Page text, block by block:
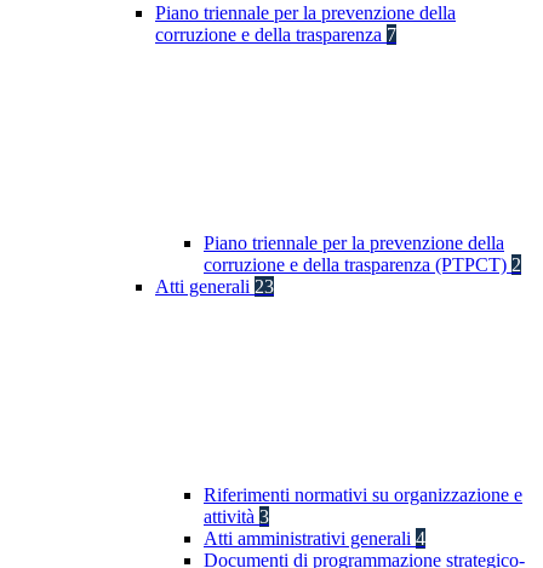
Piano triennale per la prevenzione della
corruzione e della trasparenza 7
Piano triennale per la prevenzione della
corruzione e della trasparenza (PTPCT) 2
Atti generali 23
Riferimenti normativi su organizzazione e
attività 3
Atti amministrativi generali 4
Documenti di programmazione strategico-